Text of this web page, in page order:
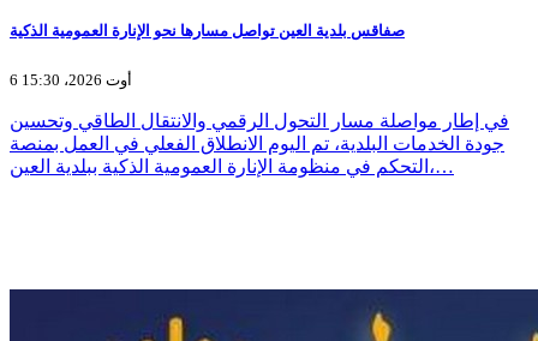
صفاقس بلدية العين تواصل مسارها نحو الإنارة العمومية الذكية
6 أوت 2026، 15:30
في إطار مواصلة مسار التحول الرقمي والانتقال الطاقي وتحسين
جودة الخدمات البلدية، تم اليوم الانطلاق الفعلي في العمل بمنصة
التحكم في منظومة الإنارة العمومية الذكية ببلدية العين،…